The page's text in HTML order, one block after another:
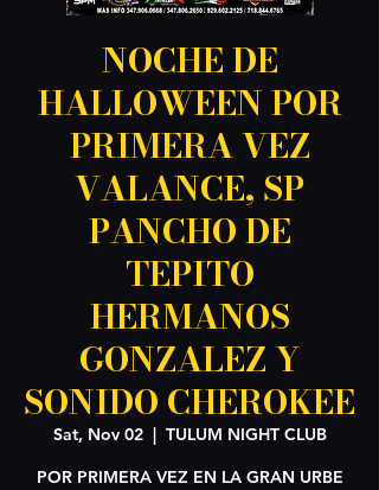
NOCHE DE
HALLOWEEN POR
PRIMERA VEZ
VALANCE, SP
PANCHO DE
TEPITO
HERMANOS
GONZALEZ Y
SONIDO CHEROKEE
Sat, Nov 02
  |
TULUM NIGHT CLUB
POR PRIMERA VEZ EN LA GRAN URBE